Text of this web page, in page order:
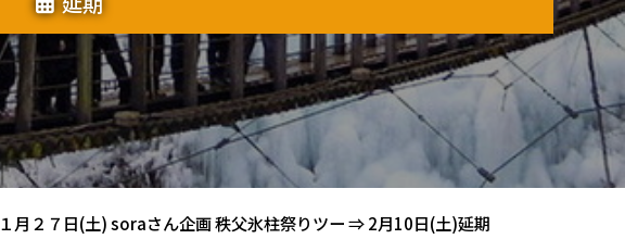
１月２７日(土) soraさん企画 秩父氷柱祭りツー ⇒ 2月10日(土)延期